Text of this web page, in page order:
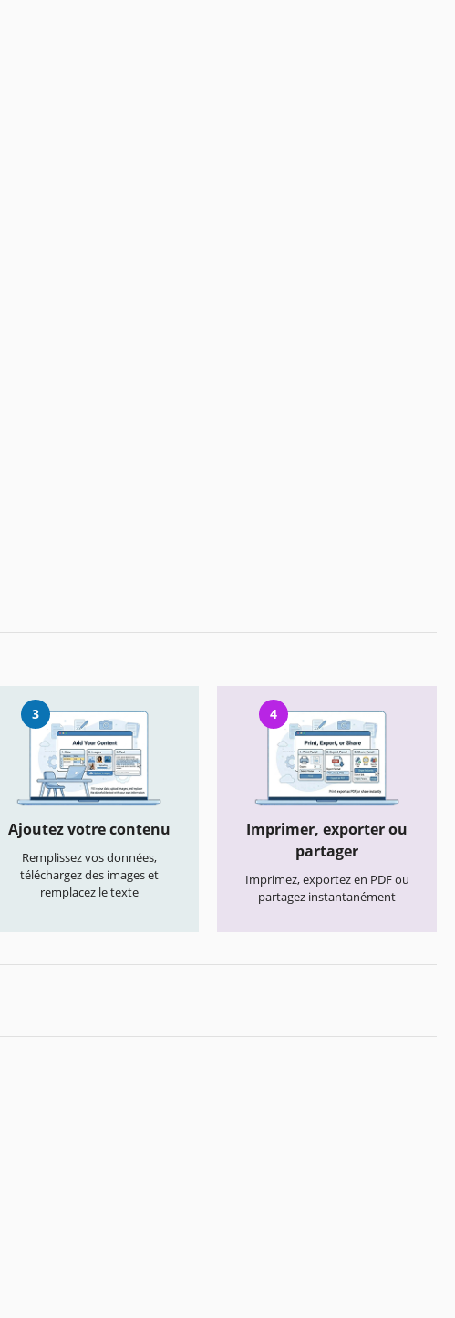
3
Ajoutez votre contenu
Remplissez vos données,
téléchargez des images et
remplacez le texte
4
Imprimer, exporter ou
partager
Imprimez, exportez en PDF ou
partagez instantanément